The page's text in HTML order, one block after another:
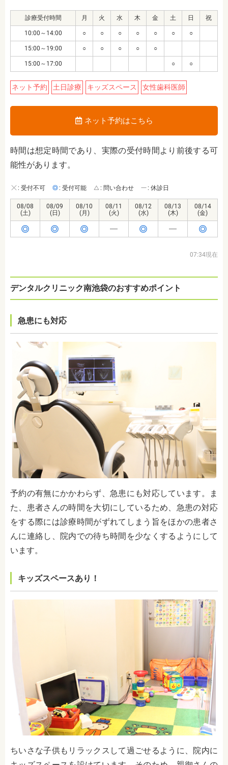
診療受付時間 月 火 水 木 金 土 日 祝
10:00～14:00 ○ ○ ○ ○ ○ ○ ○
15:00～19:00 ○ ○ ○ ○ ○
15:00～17:00 ○ ○
ネット予約 土日診療 キッズスペース 女性歯科医師
ネット予約はこちら
時間は想定時間であり、実際の受付時間より前後する可
能性があります。
: 受付不可 : 受付可能 : 問い合わせ : 休診日
08/08
(土)
08/09
(日)
08/10
(月)
08/11
(火)
08/12
(水)
08/13
(木)
08/14
(金)
07:34現在
デンタルクリニック南池袋のおすすめポイント
急患にも対応
予約の有無にかかわらず、急患にも対応しています。ま
た、患者さんの時間を大切にしているため、急患の対応
をする際には診療時間がずれてしまう旨をほかの患者さ
んに連絡し、院内での待ち時間を少なくするようにして
います。
キッズスペースあり！
ちいさな子供もリラックスして過ごせるように、院内に